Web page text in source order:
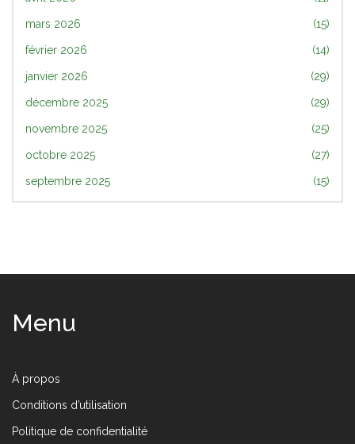
mars 2026 (15)
février 2026 (14)
janvier 2026 (29)
décembre 2025 (29)
novembre 2025 (25)
octobre 2025 (27)
septembre 2025 (15)
Menu
À propos
Conditions d’utilisation
Politique de confidentialité